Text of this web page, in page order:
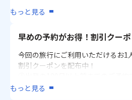
■お宿 野蒜山荘
■大江戸温泉物語 嬉野館
【夕食】バイキング【朝食】バイキ
＜佐賀/唐津＞
お食事を必要とされる場合は1週間
もっと見る
早めの予約がお得！割引クー
今回の旅行にご利用いただけるお1
割引クーポンを配布中！
②出発の150日以上前までのご予約
もっと見る